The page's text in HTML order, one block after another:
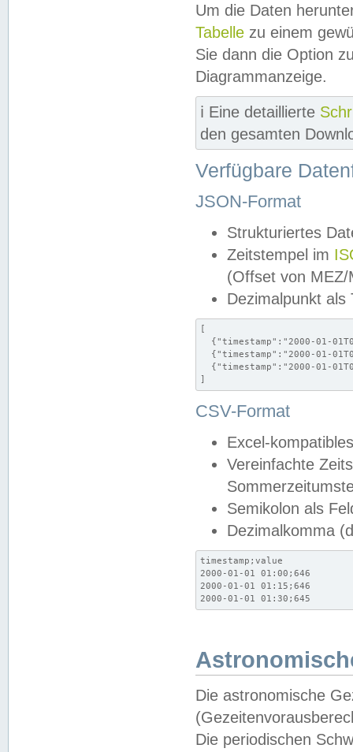
Um die Daten
Tabelle zu einem
Sie dann die Option
Diagrammanzeige.
ℹ️ Eine detaillierte
den gesamten
Verfügbare
JSON-Format
Strukturiertes
Zeitstempel im
(Offset von MEZ/
Dezimalpunkt als
[
{"timestamp":"2000-01-
{"timestamp":"2000-01-
{"timestamp":"2000-01-
]
CSV-Format
Excel-
Vereinfachte
Semikolon als
Dezimalkomma
timestamp;value
2000-01-01 01:00;646
2000-01-01 01:15;646
2000-01-01 01:30;645
Die astronomische
Die periodischen